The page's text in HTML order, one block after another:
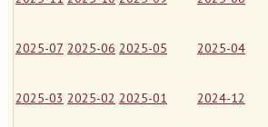
2025-07 2025-06 2025-05 2025-04
2025-03 2025-02 2025-01 2024-12